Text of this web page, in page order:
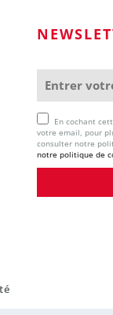
En cochant
votre email, pour
consulter notre
notre politique de